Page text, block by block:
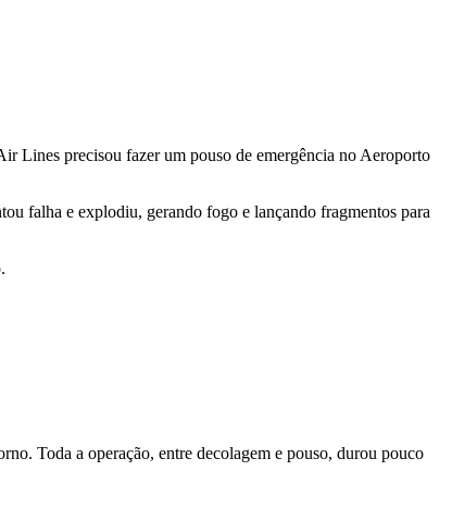
Lines precisou fazer um pouso de emergência no Aeroporto
falha e explodiu, gerando fogo e lançando fragmentos para
Toda a operação, entre decolagem e pouso, durou pouco